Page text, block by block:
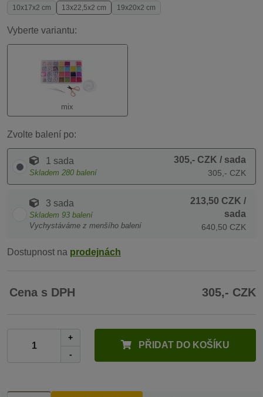
10x17x2 cm 13x22,5x2 cm 19x20x2 cm
Vyberte variantu:
mix
Zvolte balení po:
1 sada
Skladem 280 balení
305,- CZK / sada
305,- CZK
3 sada
Skladem 93 balení
Vychystáváme z menšího balení
213,50 CZK /
sada
640,50 CZK
Dostupnost na prodejnách
Cena s DPH 305,- CZK
+
-
PŘIDAT DO KOŠÍKU